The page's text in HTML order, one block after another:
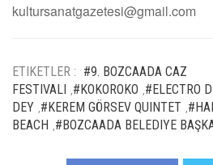
kultursanatgazetesi@gmail.com
ETIKETLER : #9. BOZCAADA CAZ
FESTIVALI #KOKOROKO #ELECTRO
DEY #KEREM GÖRSEV QUINTET
BEACH #BOZCAADA BELEDIYE